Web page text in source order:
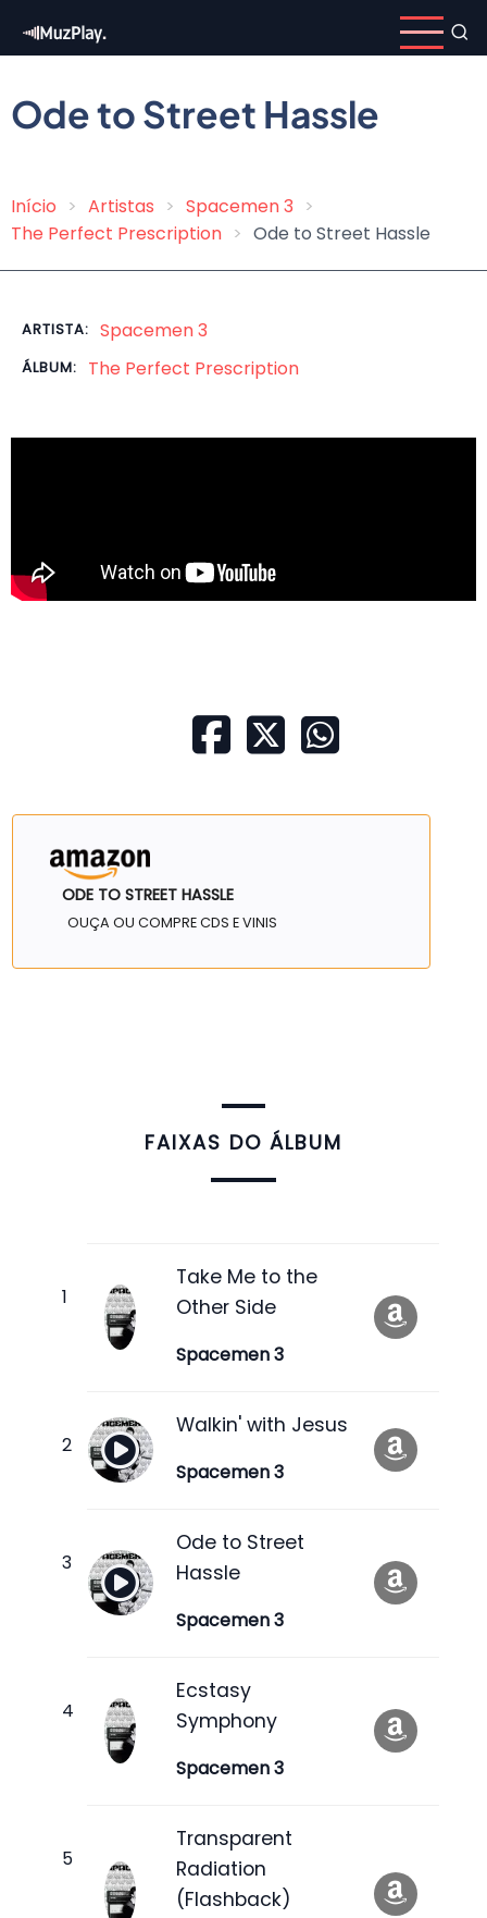
para
conteúdo
principal
Ode to Street Hassle
Trilha
Início Artistas
Spacemen 3
The Perfect Prescription
Ode to Street Hassle
ARTISTA: Spacemen 3
ÁLBUM: The Perfect Prescription
ODE TO STREET HASSLE
OUÇA OU COMPRE CDS E VINIS
FAIXAS DO ÁLBUM
Take Me to the
Other Side
Spacemen 3
Walkin' with Jesus
Spacemen 3
Ode to Street
Hassle
Spacemen 3
Ecstasy
Symphony
Spacemen 3
Transparent
Radiation
(Flashback)